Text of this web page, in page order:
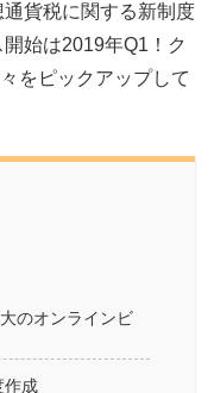
貨税に関する新制度
始は2019年Q1！ク
をピックアップして
のオンラインビ
作成